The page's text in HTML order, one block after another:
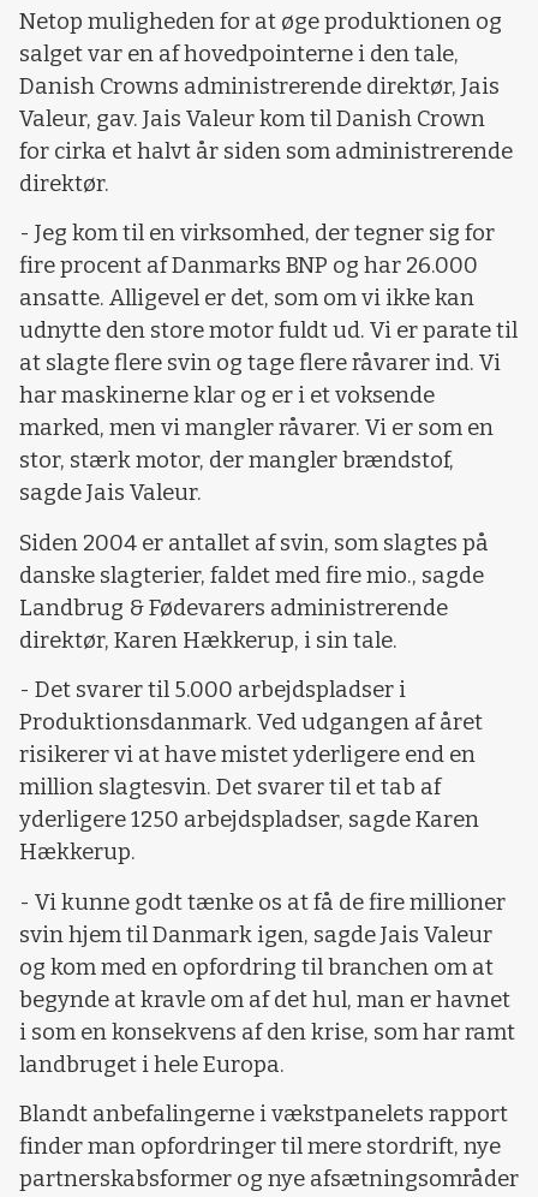
Netop muligheden for at øge produktionen og
salget var en af hovedpointerne i den tale,
Danish Crowns administrerende direktør, Jais
Valeur, gav. Jais Valeur kom til Danish Crown
for cirka et halvt år siden som administrerende
direktør.
- Jeg kom til en virksomhed, der tegner sig for
fire procent af Danmarks BNP og har 26.000
ansatte. Alligevel er det, som om vi ikke kan
udnytte den store motor fuldt ud. Vi er parate til
at slagte flere svin og tage flere råvarer ind. Vi
har maskinerne klar og er i et voksende
marked, men vi mangler råvarer. Vi er som en
stor, stærk motor, der mangler brændstof,
sagde Jais Valeur.
Siden 2004 er antallet af svin, som slagtes på
danske slagterier, faldet med fire mio., sagde
Landbrug & Fødevarers administrerende
direktør, Karen Hækkerup, i sin tale.
- Det svarer til 5.000 arbejdspladser i
Produktionsdanmark. Ved udgangen af året
risikerer vi at have mistet yderligere end en
million slagtesvin. Det svarer til et tab af
yderligere 1250 arbejdspladser, sagde Karen
Hækkerup.
- Vi kunne godt tænke os at få de fire millioner
svin hjem til Danmark igen, sagde Jais Valeur
og kom med en opfordring til branchen om at
begynde at kravle om af det hul, man er havnet
i som en konsekvens af den krise, som har ramt
landbruget i hele Europa.
Blandt anbefalingerne i vækstpanelets rapport
finder man opfordringer til mere stordrift, nye
partnerskabsformer og nye afsætningsområder